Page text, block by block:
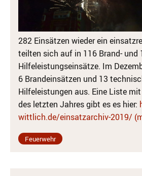
282 Einsätzen wieder ein
teilten sich auf in 116 Brand- und
Hilfeleistungseinsätze. Im
6 Brandeinsätzen und 13
Hilfeleistungen aus. Eine Liste
des letzten Jahres gibt es es hier:
wittlich.de/einsatzarchiv-2019/
Feuerwehr